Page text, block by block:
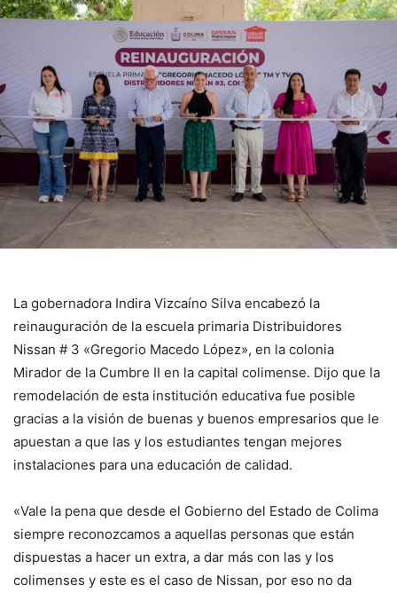
La gobernadora Indira Vizcaíno Silva encabezó la
reinauguración de la escuela primaria Distribuidores
Nissan # 3 «Gregorio Macedo López», en la colonia
Mirador de la Cumbre II en la capital colimense. Dijo que la
remodelación de esta institución educativa fue posible
gracias a la visión de buenas y buenos empresarios que le
apuestan a que las y los estudiantes tengan mejores
instalaciones para una educación de calidad.
«Vale la pena que desde el Gobierno del Estado de Colima
siempre reconozcamos a aquellas personas que están
dispuestas a hacer un extra, a dar más con las y los
colimenses y este es el caso de Nissan, por eso no da